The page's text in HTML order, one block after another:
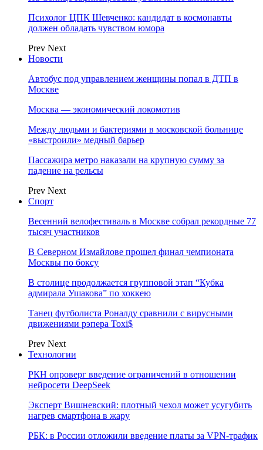
Психолог ЦПК Шевченко: кандидат в космонавты
должен обладать чувством юмора
Prev Next
Новости
Автобус под управлением женщины попал в ДТП в
Москве
Москва — экономический локомотив
Между людьми и бактериями в московской больнице
«выстроили» медный барьер
Пассажира метро наказали на крупную сумму за
падение на рельсы
Prev Next
Спорт
Весенний велофестиваль в Москве собрал рекордные 77
тысяч участников
В Северном Измайлове прошел финал чемпионата
Москвы по боксу
В столице продолжается групповой этап “Кубка
адмирала Ушакова” по хоккею
Танец футболиста Роналду сравнили с вирусными
движениями рэпера Toxi$
Prev Next
Технологии
РКН опроверг введение ограничений в отношении
нейросети DeepSeek
Эксперт Вишневский: плотный чехол может усугубить
нагрев смартфона в жару
РБК: в России отложили введение платы за VPN-трафик